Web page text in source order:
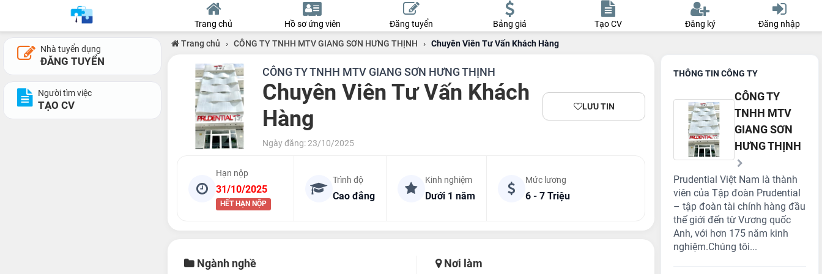
Trang chủ Hồ sơ ứng viên Đăng tuyển Bảng giá Tạo CV Đăng ký Đăng nhập
Nhà tuyển dụng
ĐĂNG TUYỂN
Người tìm việc
TẠO CV
Trang chủ › CÔNG TY TNHH MTV GIANG SƠN HƯNG THỊNH › Chuyên Viên Tư Vấn Khách Hàng
CÔNG TY TNHH MTV GIANG SƠN HƯNG THỊNH
Chuyên Viên Tư Vấn Khách
Hàng
Ngày đăng: 23/10/2025
LƯU TIN
Hạn nộp
31/10/2025
HẾT HẠN NỘP
Trình độ
Cao đẳng
Kinh nghiệm
Dưới 1 năm
Mức lương
6 - 7 Triệu
Ngành nghề Nơi làm
THÔNG TIN CÔNG TY
CÔNG TY
TNHH MTV
GIANG SƠN
HƯNG THỊNH
Prudential Việt Nam là thành
viên của Tập đoàn Prudential
– tập đoàn tài chính hàng đầu
thế giới đến từ Vương quốc
Anh, với hơn 175 năm kinh
nghiệm.Chúng tôi...